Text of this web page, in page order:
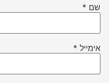
שם *
אימייל *